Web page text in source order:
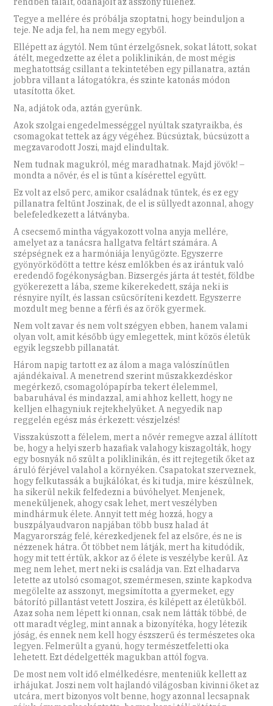
Tegye a mellére és próbálja szoptatni, hogy beinduljon a
teje. Ne adja fel, ha nem megy egyből.
Ellépett az ágytól. Nem tűnt érzelgősnek, sokat látott, sokat
átélt, megedzette az élet a poliklinikán, de most mégis
meghatottság csillant a tekintetében egy pillanatra, aztán
jobbra villant a látogatókra, és szinte katonás módon
utasította őket.
Na, adjátok oda, aztán gyerünk.
Azok szolgai engedelmességgel nyúltak szatyraikba, és
csomagokat tettek az ágy végéhez. Búcsúztak, búcsúzott a
megzavarodott Joszi, majd elindultak.
Nem tudnak magukról, még maradhatnak. Majd jövök! –
mondta a nővér, és el is tűnt a kísérettel együtt.
Ez volt az első perc, amikor családnak tűntek, és ez egy
pillanatra feltűnt Joszinak, de el is süllyedt azonnal, ahogy
belefeledkezett a látványba.
A csecsemő mintha vágyakozott volna anyja mellére,
amelyet az a tanácsra hallgatva feltárt számára. A
szépségnek ez a harmóniája lenyűgözte. Egyszerre
gyönyörködött a tettre kész emlőkben és az irántuk való
eredendő fogékonyságban. Bizsergés járta át testét, földbe
gyökerezett a lába, szeme kikerekedett, szája neki is
résnyire nyílt, és lassan csücsöríteni kezdett. Egyszerre
mozdult meg benne a férfi és az örök gyermek.
Nem volt zavar és nem volt szégyen ebben, hanem valami
olyan volt, amit később úgy emlegettek, mint közös életük
egyik legszebb pillanatát.
Három napig tartott ez az álom a maga valószínűtlen
ajándékaival. A menetrend szerint műszakkezdéskor
megérkező, csomagolópapírba tekert élelemmel,
babaruhával és mindazzal, ami ahhoz kellett, hogy ne
kelljen elhagyniuk rejtekhelyüket. A negyedik nap
reggelén egész más érkezett: vészjelzés!
Visszakúszott a félelem, mert a nővér remegve azzal állított
be, hogy a helyi szerb hazafiak valahogy kiszagolták, hogy
egy bosnyák nő szült a poliklinikán, és itt rejtegetik őket az
áruló férjével valahol a környéken. Csapatokat szerveznek,
hogy felkutassák a bujkálókat, és ki tudja, mire készülnek,
ha sikerül nekik felfedezni a búvóhelyet. Menjenek,
meneküljenek, ahogy csak lehet, mert veszélyben
mindhármuk élete. Annyit tett még hozzá, hogy a
buszpályaudvaron napjában több busz halad át
Magyarország felé, kérezkedjenek fel az elsőre, és ne is
nézzenek hátra. Őt többet nem látják, mert ha kitudódik,
hogy mit tett értük, akkor az ő élete is veszélybe kerül. Az
meg nem lehet, mert neki is családja van. Ezt elhadarva
letette az utolsó csomagot, szemérmesen, szinte kapkodva
megölelte az asszonyt, megsimította a gyermeket, egy
bátorító pillantást vetett Joszira, és kilépett az életükből.
Azaz soha nem lépett ki onnan, csak nem látták többé, de
ott maradt végleg, mint annak a bizonyítéka, hogy létezik
jóság, és ennek nem kell hogy észszerű és természetes oka
legyen. Felmerült a gyanú, hogy természetfeletti oka
lehetett. Ezt dédelgették magukban attól fogva.
De most nem volt idő elmélkedésre, menteniük kellett az
irhájukat. Joszi nem volt hajlandó világosban kivinni őket az
utcára, mert bizonyos volt benne, hogy azonnal lecsapnak